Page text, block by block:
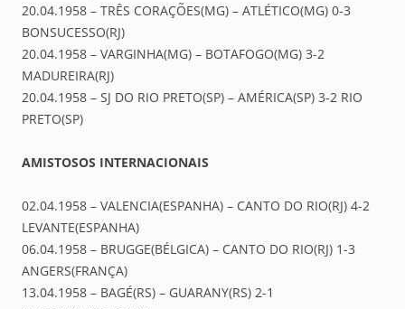
20.04.1958 – TRÊS CORAÇÕES(MG) – ATLÉTICO(MG) 0-3
BONSUCESSO(RJ)
20.04.1958 – VARGINHA(MG) – BOTAFOGO(MG) 3-2
MADUREIRA(RJ)
20.04.1958 – SJ DO RIO PRETO(SP) – AMÉRICA(SP) 3-2 RIO
PRETO(SP)
AMISTOSOS INTERNACIONAIS
02.04.1958 – VALENCIA(ESPANHA) – CANTO DO RIO(RJ) 4-2
LEVANTE(ESPANHA)
06.04.1958 – BRUGGE(BÉLGICA) – CANTO DO RIO(RJ) 1-3
ANGERS(FRANÇA)
13.04.1958 – BAGÉ(RS) – GUARANY(RS) 2-1